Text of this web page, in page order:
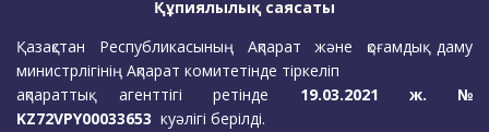
Құпиялылық саясаты
Қазақстан Республикасының Ақпарат және қоғамдық даму
министрлігінің Ақпарат комитетінде тіркеліп
ақпараттық агенттігі ретінде 19.03.2021 ж. №
KZ72VPY00033653 куәлігі берілді.